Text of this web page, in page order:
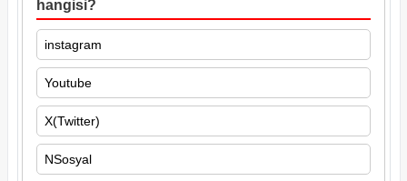
hangisi?
instagram
Youtube
X(Twitter)
NSosyal